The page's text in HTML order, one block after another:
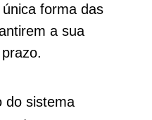
forma das
a sua
do sistema